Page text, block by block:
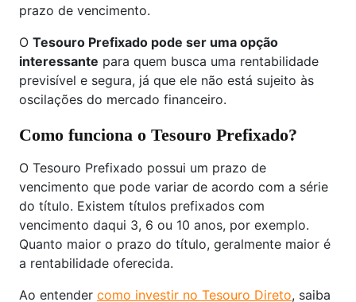
prazo de vencimento.
O Tesouro Prefixado pode ser uma opção
interessante para quem busca uma rentabilidade
previsível e segura, já que ele não está sujeito às
oscilações do mercado financeiro.
Como funciona o Tesouro Prefixado?
O Tesouro Prefixado possui um prazo de
vencimento que pode variar de acordo com a série
do título. Existem títulos prefixados com
vencimento daqui 3, 6 ou 10 anos, por exemplo.
Quanto maior o prazo do título, geralmente maior é
a rentabilidade oferecida.
Ao entender como investir no Tesouro Direto, saiba